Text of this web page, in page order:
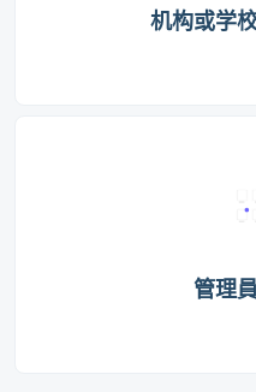
机构或学
管理